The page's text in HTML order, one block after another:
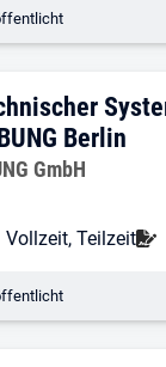
Berlin
GmbH
Anstellungsart:
Vollzeit, Teilzeit